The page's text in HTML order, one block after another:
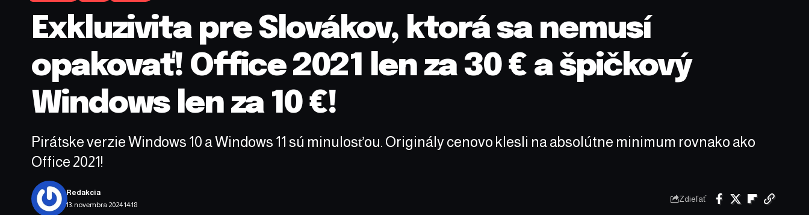
Exkluzivita pre Slovákov, ktorá sa nemusí
opakovať! Office 2021 len za 30 € a špičkový
Windows len za 10 €!
Pirátske verzie Windows 10 a Windows 11 sú minulosťou. Originály cenovo klesli na absolútne minimum rovnako ako
Office 2021!
13. novembra 2024 14:18
Redakcia
Zdieľať